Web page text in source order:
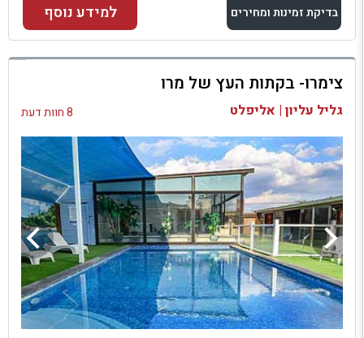
בדיקת זמינות ומחירים
למתחם זה
בדיקת זמינות ומחירים
למידע נוסף
צימרו- בקתות העץ של מרו
גליל עליון | אליפלט 8 חוות דעת